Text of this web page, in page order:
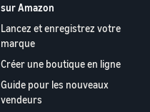
sur Amazon
Lancez et enregistrez votre
marque
Créer une boutique en ligne
Guide pour les nouveaux
vendeurs